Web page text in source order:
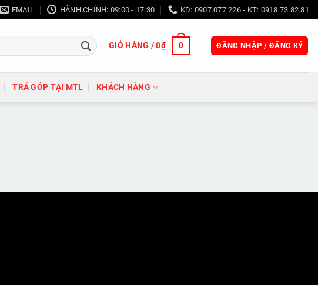
EMAIL HÀNH CHÍNH: 09:00 - 17:30 KD: 0907.077.226 - KT: 0918.73.82.81
GIỎ HÀNG /0₫ 0 ĐĂNG NHẬP / ĐĂNG KÝ
TRẢ GÓP TẠI MTL KHÁCH HÀNG